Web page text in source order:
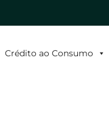
Crédito ao Consumo